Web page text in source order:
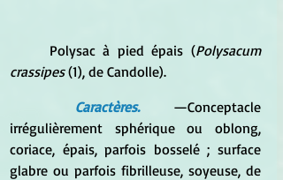
	Polysac à pied épais (
Polysacum
crassipes (1), de Candolle).
Caractères. —Conceptacle
irrégulièrement sphérique ou oblong,
coriace, épais, parfois bosselé ; surface
glabre ou parfois fibrilleuse, soyeuse, de